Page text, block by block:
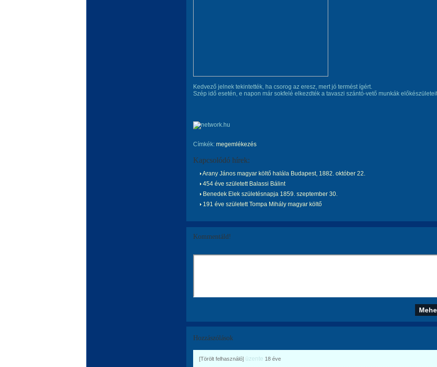
Kedvező jelnek tekintették, ha csorog az eresz, mert jó termést ígért.
Szép idő esetén, e napon már sokfelé elkezdték a tavaszi szántó-vető munkák
Címkék: megemlékezés
Kapcsolódó hírek:
Arany János magyar költő halála Budapest, 1882. október 22.
454 éve született Balassi Bálint
Benedek Elek születésnapja 1859. szeptember 30.
191 éve született Tompa Mihály magyar költő
Kommentáld!
Hozzászólások
[Törölt felhasználó] üzente 18 éve